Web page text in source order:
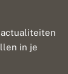
in je